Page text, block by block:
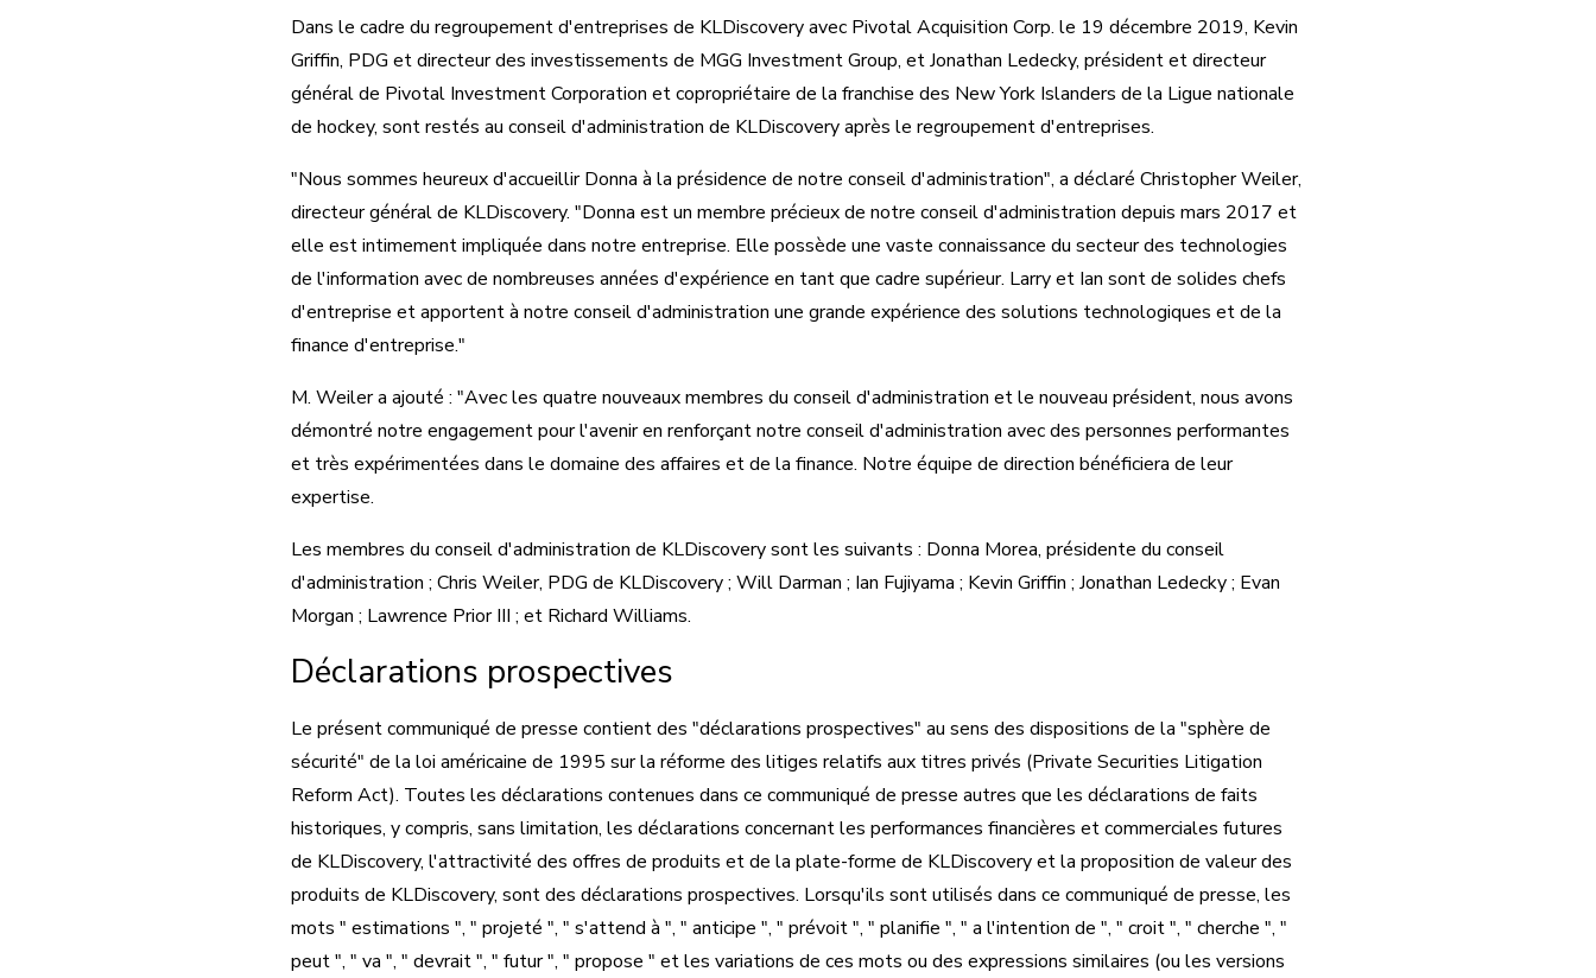
Dans le cadre du regroupement d'entreprises de KLDiscovery avec Pivotal Acquisition Corp. le 19 décembre 2019, Kevin
Griffin, PDG et directeur des investissements de MGG Investment Group, et Jonathan Ledecky, président et directeur
général de Pivotal Investment Corporation et copropriétaire de la franchise des New York Islanders de la Ligue nationale
de hockey, sont restés au conseil d'administration de KLDiscovery après le regroupement d'entreprises.
"Nous sommes heureux d'accueillir Donna à la présidence de notre conseil d'administration", a déclaré Christopher Weiler,
directeur général de KLDiscovery. "Donna est un membre précieux de notre conseil d'administration depuis mars 2017 et
elle est intimement impliquée dans notre entreprise. Elle possède une vaste connaissance du secteur des technologies
de l'information avec de nombreuses années d'expérience en tant que cadre supérieur. Larry et Ian sont de solides chefs
d'entreprise et apportent à notre conseil d'administration une grande expérience des solutions technologiques et de la
finance d'entreprise."
M. Weiler a ajouté : "Avec les quatre nouveaux membres du conseil d'administration et le nouveau président, nous avons
démontré notre engagement pour l'avenir en renforçant notre conseil d'administration avec des personnes performantes
et très expérimentées dans le domaine des affaires et de la finance. Notre équipe de direction bénéficiera de leur
expertise.
Les membres du conseil d'administration de KLDiscovery sont les suivants : Donna Morea, présidente du conseil
d'administration ; Chris Weiler, PDG de KLDiscovery ; Will Darman ; Ian Fujiyama ; Kevin Griffin ; Jonathan Ledecky ; Evan
Morgan ; Lawrence Prior III ; et Richard Williams.
Déclarations prospectives
Le présent communiqué de presse contient des "déclarations prospectives" au sens des dispositions de la "sphère de
sécurité" de la loi américaine de 1995 sur la réforme des litiges relatifs aux titres privés (Private Securities Litigation
Reform Act). Toutes les déclarations contenues dans ce communiqué de presse autres que les déclarations de faits
historiques, y compris, sans limitation, les déclarations concernant les performances financières et commerciales futures
de KLDiscovery, l'attractivité des offres de produits et de la plate-forme de KLDiscovery et la proposition de valeur des
produits de KLDiscovery, sont des déclarations prospectives. Lorsqu'ils sont utilisés dans ce communiqué de presse, les
mots " estimations ", " projeté ", " s'attend à ", " anticipe ", " prévoit ", " planifie ", " a l'intention de ", " croit ", " cherche ", "
peut ", " va ", " devrait ", " futur ", " propose " et les variations de ces mots ou des expressions similaires (ou les versions